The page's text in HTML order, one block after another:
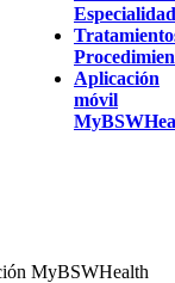
Aplicación
móvil
MyBSWHealth